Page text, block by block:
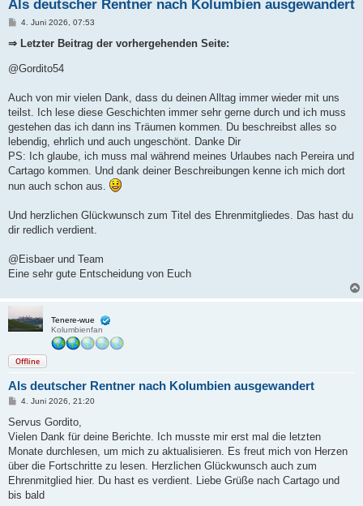
Als deutscher Rentner nach Kolumbien ausgewandert
B
a
4. Juni 2026, 07:53
⇒ Letzter Beitrag der vorhergehenden Seite:
@Gordito54
Auch von mir vielen Dank, dass du deinen Alltag immer wieder mit uns
teilst. Ich lese diese Geschichten immer sehr gerne durch und ich muss
gestehen das ich dann ins Träumen kommen. Du beschreibst alles so
lebendig, ehrlich und auch ungeschönt. Danke Dir
PS: Ich glaube, ich muss mal während meines Urlaubes nach Pereira und
Cartago kommen. Und dank deiner Beschreibungen kenne ich mich dort
nun auch schon aus.
Und herzlichen Glückwunsch zum Titel des Ehrenmitgliedes. Das hast du
dir redlich verdient.
@Eisbaer und Team
Eine sehr gute Entscheidung von Euch
Tenere-wue
Kolumbienfan
Offline
Als deutscher Rentner nach Kolumbien ausgewandert
B
i
r
a
4. Juni 2026, 21:20
Servus Gordito,
Vielen Dank für deine Berichte. Ich musste mir erst mal die letzten
Monate durchlesen, um mich zu aktualisieren. Es freut mich von Herzen
über die Fortschritte zu lesen. Herzlichen Glückwunsch auch zum
Ehrenmitglied hier. Du hast es verdient. Liebe Grüße nach Cartago und
bis bald